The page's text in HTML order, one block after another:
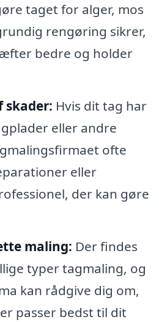
taget for alger, mos
rengøring sikrer,
bedre og holder
skader: Hvis dit tag har
eller andre
ofte
eller
der kan gøre
maling: Der findes
typer tagmaling, og
kan rådgive dig om,
passer bedst til dit